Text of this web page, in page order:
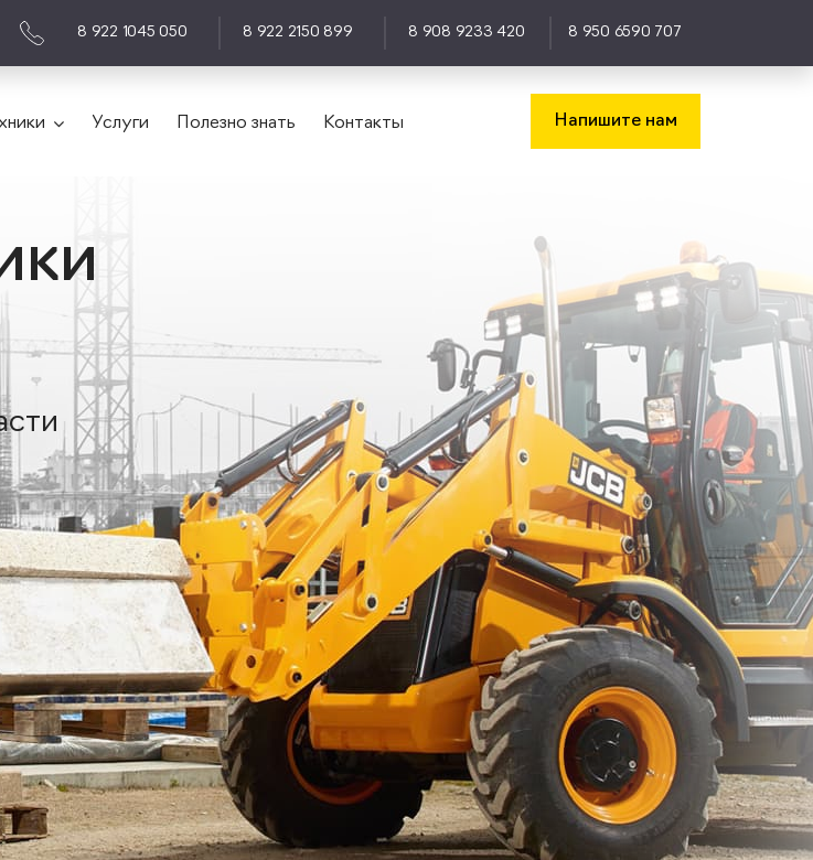
8 922 1045 050 8 922 2150 899 8 908 9233 420 8 950 6590 707
Услуги Полезно знать Контакты Напишите нам